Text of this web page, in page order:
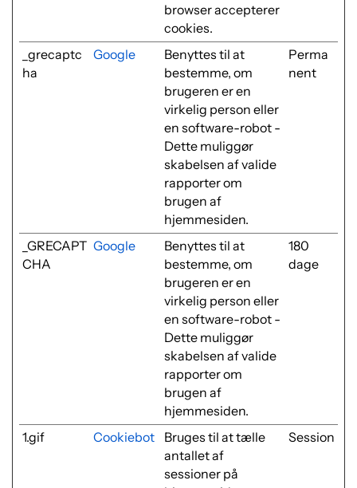
browser accepterer
cookies.
_grecaptc
ha
Google
Benyttes til at
bestemme, om
brugeren er en
virkelig person eller
en software-robot -
Dette muliggør
skabelsen af valide
rapporter om
brugen af
hjemmesiden.
Perma
nent
_GRECAPT
CHA
Google
Benyttes til at
bestemme, om
brugeren er en
virkelig person eller
en software-robot -
Dette muliggør
skabelsen af valide
rapporter om
brugen af
hjemmesiden.
180
dage
1.gif Cookiebot
Bruges til at tælle
antallet af
sessioner på
Session